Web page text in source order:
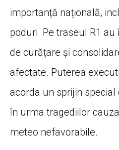
importanță națională,
poduri. Pe traseul R1
de curățare și
afectate. Puterea
acorda un sprijin
în urma tragediilor
meteo nefavorabile.